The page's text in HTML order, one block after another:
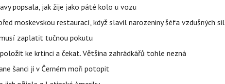
popsala, jak žije jako páté kolo u vozu
moskevskou restaurací, když slavil narozeniny šéfa vzdušných sil
zaplatit tučnou pokutu
ke krtinci a čekat. Většina zahrádkářů tohle nezná
šanci ji v Černém moři potopit